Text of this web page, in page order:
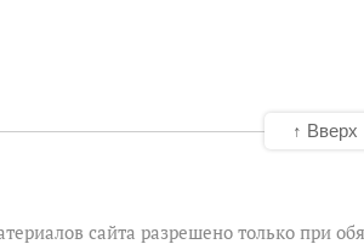
сайта разрешено только при
↑ Вверх